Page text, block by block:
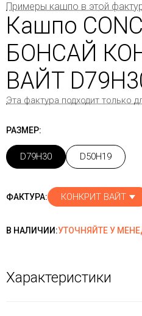
Примеры кашпо в этой
Кашпо
БОНСАЙ
ВАЙТ
Эта фактура подходит только
РАЗМЕР:
D79H30 D50H19
ФАКТУРА: КОНКРИТ ВАЙТ
В НАЛИЧИИ:УТОЧНЯЙТЕ У
Характеристики